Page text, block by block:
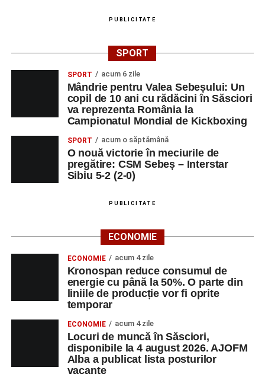
PUBLICITATE
SPORT
SPORT acum 6 zile
Mândrie pentru Valea Sebeșului: Un
copil de 10 ani cu rădăcini în Săsciori
va reprezenta România la
Campionatul Mondial de Kickboxing
SPORT acum o săptămână
O nouă victorie în meciurile de
pregătire: CSM Sebeș – Interstar
Sibiu 5-2 (2-0)
PUBLICITATE
ECONOMIE
ECONOMIE acum 4 zile
Kronospan reduce consumul de
energie cu până la 50%. O parte din
liniile de producție vor fi oprite
temporar
ECONOMIE acum 4 zile
Locuri de muncă în Săsciori,
disponibile la 4 august 2026. AJOFM
Alba a publicat lista posturilor
vacante